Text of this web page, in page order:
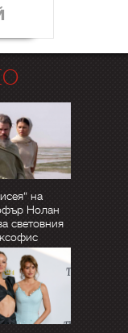
на
Нолан
световния